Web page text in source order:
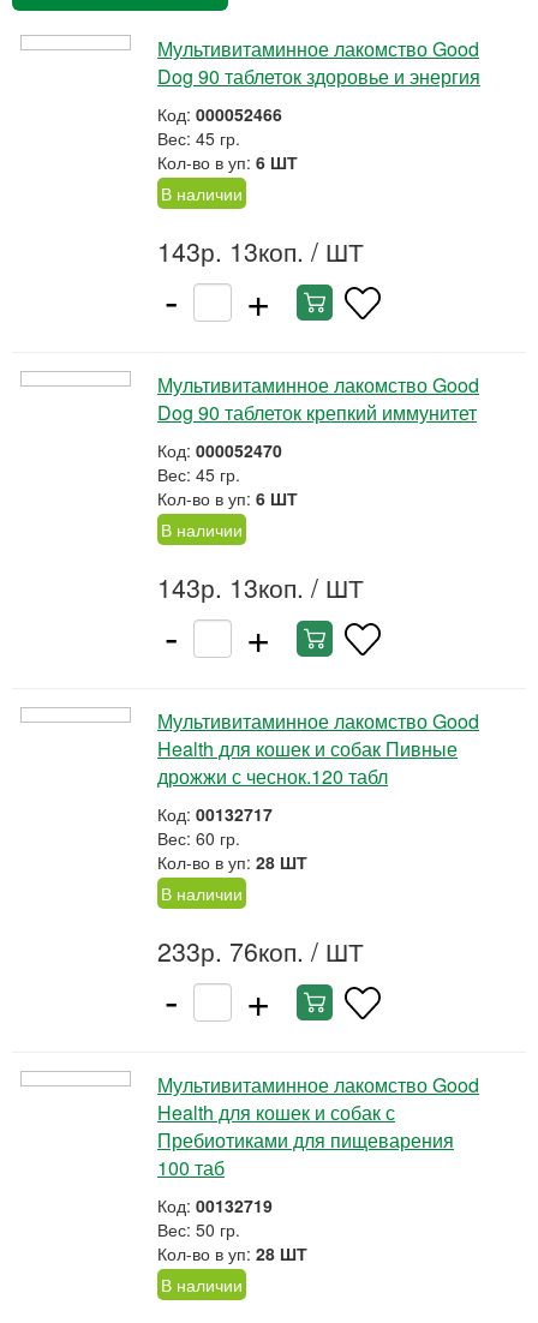
Мультивитаминное лакомство Good
Dog 90 таблеток здоровье и энергия
Код: 000052466
Вес: 45 гр.
Кол-во в уп: 6 ШТ
В наличии
143р. 13коп. / ШТ
- +
Мультивитаминное лакомство Good
Dog 90 таблеток крепкий иммунитет
Код: 000052470
Вес: 45 гр.
Кол-во в уп: 6 ШТ
В наличии
143р. 13коп. / ШТ
- +
Мультивитаминное лакомство Good
Health для кошек и собак Пивные
дрожжи с чеснок.120 табл
Код: 00132717
Вес: 60 гр.
Кол-во в уп: 28 ШТ
В наличии
233р. 76коп. / ШТ
- +
Мультивитаминное лакомство Good
Health для кошек и собак с
Пребиотиками для пищеварения
100 таб
Код: 00132719
Вес: 50 гр.
Кол-во в уп: 28 ШТ
В наличии